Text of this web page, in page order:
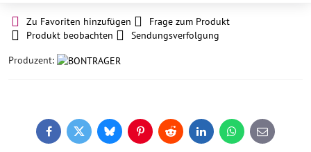
Zu Favoriten hinzufügen
Frage zum Produkt
Produkt beobachten
Sendungsverfolgung
Produzent:
FacebookTwitterBlueskyPinterestReddit LinkedInWhatsApp
E-
mail